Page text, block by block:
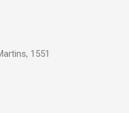
1551